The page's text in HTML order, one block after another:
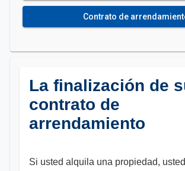
Contrato de
La finalización de
contrato de
arrendamiento
Si usted alquila una propiedad,